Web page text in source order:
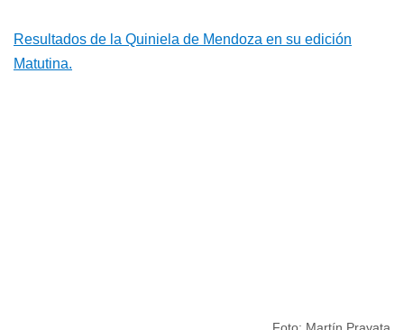
Resultados de la Quiniela de Mendoza en su edición
Matutina.
Foto: Martín Pravata